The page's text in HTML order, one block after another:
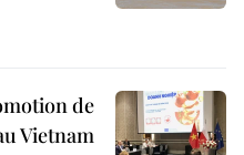
de
Vietnam